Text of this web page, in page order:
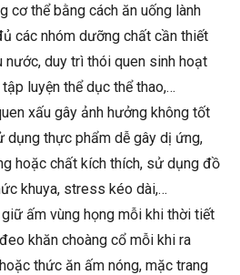
cơ thể bằng cách ăn uống lành
các nhóm dưỡng chất cần thiết
nước, duy trì thói quen sinh hoạt
luyện thể dục thể thao,…
xấu gây ảnh hưởng không tốt
dụng thực phẩm dễ gây dị ứng,
hoặc chất kích thích, sử dụng đồ
khuya, stress kéo dài,…
ấm vùng họng mỗi khi thời tiết
khăn choàng cổ mỗi khi ra
thức ăn ấm nóng, mặc trang